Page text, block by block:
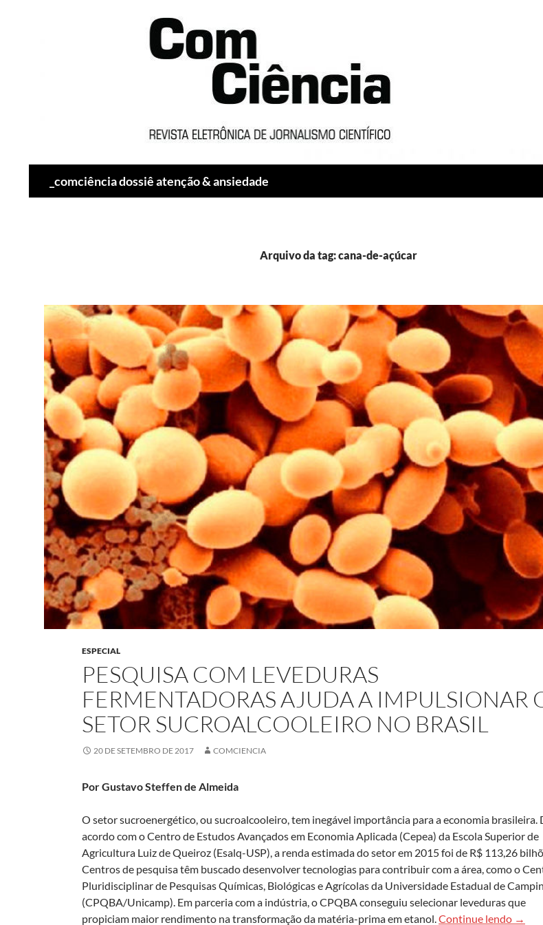
_comciência dossiê atenção & ansiedade
Arquivo da tag: cana-de-açúcar
ESPECIAL
PESQUISA COM LEVEDURAS
FERMENTADORAS AJUDA A IMPULSIONAR
SETOR SUCROALCOOLEIRO NO BRASIL
20 DE SETEMBRO DE 2017 COMCIENCIA
Por Gustavo Steffen de Almeida
O setor sucroenergético, ou sucroalcooleiro, tem inegável importância para a economia brasileira.
acordo com o Centro de Estudos Avançados em Economia Aplicada (Cepea) da Escola Superior de
Agricultura Luiz de Queiroz (Esalq-USP), a renda estimada do setor em 2015 foi de R$ 113,26
Centros de pesquisa têm buscado desenvolver tecnologias para contribuir com a área, como o
Pluridisciplinar de Pesquisas Químicas, Biológicas e Agrícolas da Universidade Estadual de
(CPQBA/Unicamp). Em parceria com a indústria, o CPQBA conseguiu selecionar leveduras que
propiciam maior rendimento na transformação da matéria-prima em etanol. Continue lendo →